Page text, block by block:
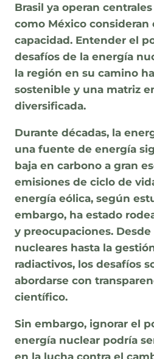
Brasil ya operan
como México consideran
capacidad. Entender el
desafíos de la energía
la región en su camino
sostenible y una matriz
diversificada.
Durante décadas, la
una fuente de energía
baja en carbono a gran
emisiones de ciclo de
energía eólica, según
embargo, ha estado
y preocupaciones.
nucleares hasta la
radiactivos, los desafíos
abordarse con
científico.
Sin embargo, ignorar el
energía nuclear podría
en la lucha contra el